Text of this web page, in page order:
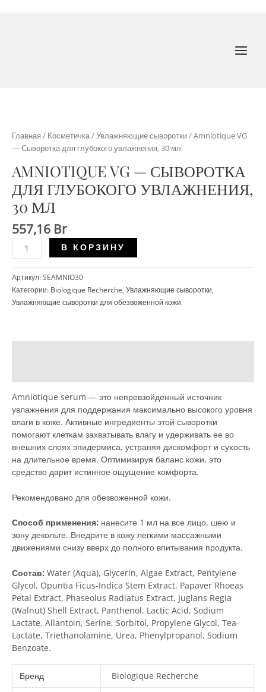
Главная / Косметичка/Увлажняющие сыворотки/ Amniotique VG
— Сыворотка для глубокого увлажнения, 30 мл
AMNIOTIQUE VG — СЫВОРОТКА
ДЛЯ ГЛУБОКОГО УВЛАЖНЕНИЯ,
30 МЛ
557,16 Br
Количество
Amniotique
VG
-
Сыворотка
для
30
В КОРЗИНУ
Артикул:SEAMNIO30
Категории: Biologique Recherche, Увлажняющие сыворотки,
Увлажняющие сыворотки для обезвоженной кожи
Amniotique serum — это непревзойденный источник
увлажнения для поддержания максимально высокого уровня
влаги в коже. Активные ингредиенты этой сыворотки
помогают клеткам захватывать влагу и удерживать ее во
внешних слоях эпидермиса, устраняя дискомфорт и сухость
на длительное время. Оптимизируя баланс кожи, это
средство дарит истинное ощущение комфорта.
Рекомендовано для обезвоженной кожи.
Способ применения: нанесите 1 мл на все лицо, шею и
зону декольте. Внедрите в кожу легкими массажными
движениями снизу вверх до полного впитывания продукта.
Состав: Water (Aqua), Glycerin, Algae Extract, Pentylene
Glycol, Opuntia Ficus-Indica Stem Extract, Papaver Rhoeas
Petal Extract, Phaseolus Radiatus Extract, Juglans Regia
(Walnut) Shell Extract, Panthenol, Lactic Acid, Sodium
Lactate, Allantoin, Serine, Sorbitol, Propylene Glycol, Tea-
Lactate, Triethanolamine, Urea, Phenylpropanol, Sodium
Benzoate.
Бренд Biologique Recherche